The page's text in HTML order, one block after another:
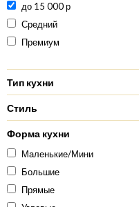
до 15 000 р
Средний
Премиум
Тип кухни
Стиль
Форма кухни
Маленькие/Мини
Большие
Прямые